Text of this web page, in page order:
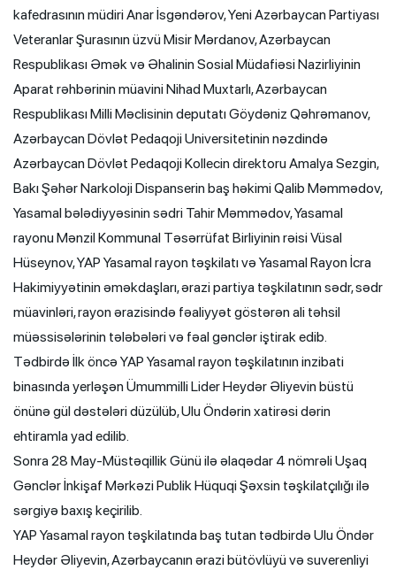
kafedrasının müdiri Anar İsgəndərov, Yeni Azərbaycan Partiyası
Veteranlar Şurasının üzvü Misir Mərdanov, Azərbaycan
Respublikası Əmək və Əhalinin Sosial Müdafiəsi Nazirliyinin
Aparat rəhbərinin müavini Nihad Muxtarlı, Azərbaycan
Respublikası Milli Məclisinin deputatı Göydəniz Qəhrəmanov,
Azərbaycan Dövlət Pedaqoji Universitetinin nəzdində
Azərbaycan Dövlət Pedaqoji Kollecin direktoru Amalya Sezgin,
Bakı Şəhər Narkoloji Dispanserin baş həkimi Qalib Məmmədov,
Yasamal bələdiyyəsinin sədri Tahir Məmmədov, Yasamal
rayonu Mənzil Kommunal Təsərrüfat Birliyinin rəisi Vüsal
Hüseynov, YAP Yasamal rayon təşkilatı və Yasamal Rayon İcra
Hakimiyyətinin əməkdaşları, ərazi partiya təşkilatının sədr, sədr
müavinləri, rayon ərazisində fəaliyyət göstərən ali təhsil
müəssisələrinin tələbələri və fəal gənclər iştirak edib.
Tədbirdə İlk öncə YAP Yasamal rayon təşkilatının inzibati
binasında yerləşən Ümummilli Lider Heydər Əliyevin büstü
önünə gül dəstələri düzülüb, Ulu Öndərin xatirəsi dərin
ehtiramla yad edilib.
Sonra 28 May-Müstəqillik Günü ilə əlaqədar 4 nömrəli Uşaq
Gənclər İnkişaf Mərkəzi Publik Hüquqi Şəxsin təşkilatçılığı ilə
sərgiyə baxış keçirilib.
YAP Yasamal rayon təşkilatında baş tutan tədbirdə Ulu Öndər
Heydər Əliyevin, Azərbaycanın ərazi bütövlüyü və suverenliyi